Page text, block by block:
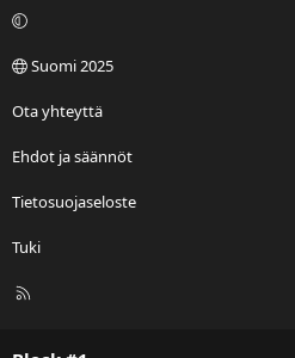
Suomi 2025
Ota yhteyttä
Ehdot ja säännöt
Tietosuojaseloste
Tuki
R